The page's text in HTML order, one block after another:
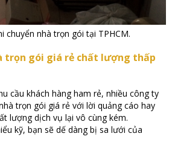
chuyển nhà trọn gói tại TPHCM.
trọn gói giá rẻ chất lượng thấp
cầu khách hàng ham rẻ, nhiều công ty
trọn gói giá rẻ với lời quảng cáo hay
lượng dịch vụ lại vô cùng kém.
kỹ, bạn sẽ dế dàng bị sa lưới của